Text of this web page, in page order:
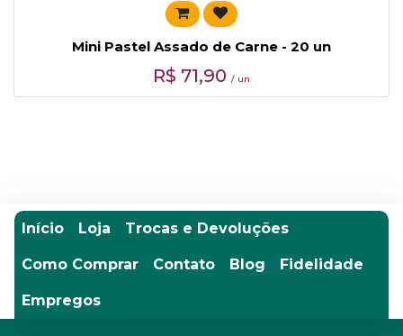
Mini Pastel Assado de Carne - 20 un
R$ 71,90 / un
Início Loja Trocas e Devoluções
Como Comprar Contato Blog Fidelidade
Empregos